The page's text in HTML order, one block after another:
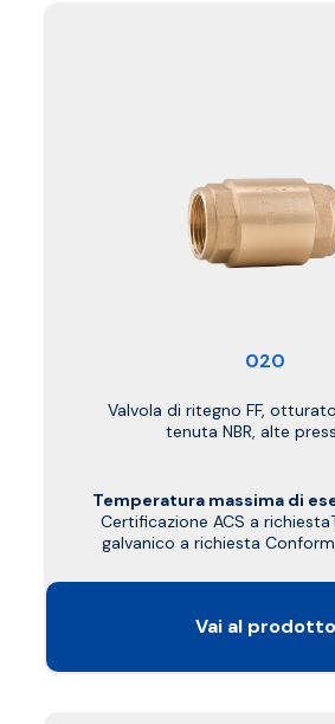
020
Valvola di ritegno FF,
tenuta NBR, alte
Temperatura massima di
Certificazione ACS a
galvanico a richiesta
Vai al prodotto